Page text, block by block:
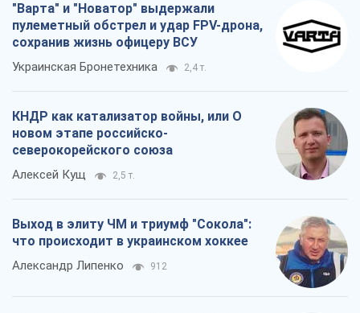
"Варта" и "Новатор" выдержали
пулеметный обстрел и удар FPV-дрона,
сохранив жизнь офицеру ВСУ
Украинская Бронетехника 2,4 т.
КНДР как катализатор войны, или О
новом этапе российско-
северокорейского союза
Алексей Кущ 2,5 т.
Выход в элиту ЧМ и триумф "Сокола":
что происходит в украинском хоккее
Александр Липенко 912